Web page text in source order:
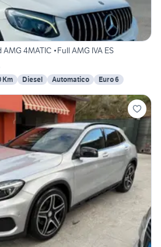
4MATIC •Full AMG IVA ES
Km Diesel Automatico Euro 6